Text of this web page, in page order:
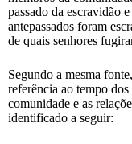
passado da escravidão
antepassados foram
de quais senhores
Segundo a mesma
referência ao tempo
comunidade e as
identificado a seguir: